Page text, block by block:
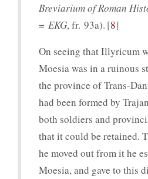
Breviarium of Roman
= EKG, fr. 93a). 8
On seeing that Illyricum
Moesia was in a ruinous
the province of Trans-
had been formed by
both soldiers and
that it could be retained.
he moved out from it he
Moesia, and gave to this